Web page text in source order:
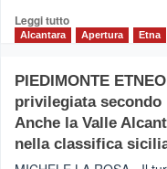
Leggi tuttoLeggi
CATANIA
–
Inaugurato
il
Alcantara Apertura Etna
PIEDIMONTE
privilegiata
Anche la Valle
nella classifica